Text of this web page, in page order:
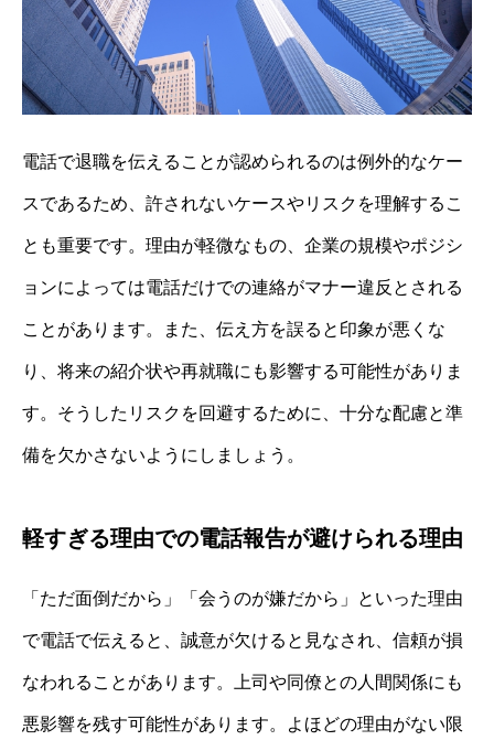
電話で退職を伝えることが認められるのは例外的なケー
スであるため、許されないケースやリスクを理解するこ
とも重要です。理由が軽微なもの、企業の規模やポジシ
ョンによっては電話だけでの連絡がマナー違反とされる
ことがあります。また、伝え方を誤ると印象が悪くな
り、将来の紹介状や再就職にも影響する可能性がありま
す。そうしたリスクを回避するために、十分な配慮と準
備を欠かさないようにしましょう。
軽すぎる理由での電話報告が避けられる理由
「ただ面倒だから」「会うのが嫌だから」といった理由
で電話で伝えると、誠意が欠けると見なされ、信頼が損
なわれることがあります。上司や同僚との人間関係にも
悪影響を残す可能性があります。よほどの理由がない限